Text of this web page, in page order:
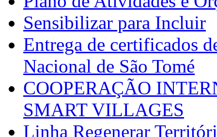
Sensibilizar para Incluir
Entrega de certificados
Nacional de São Tomé
COOPERAÇÃO
SMART VILLAGES
Linha Regenerar